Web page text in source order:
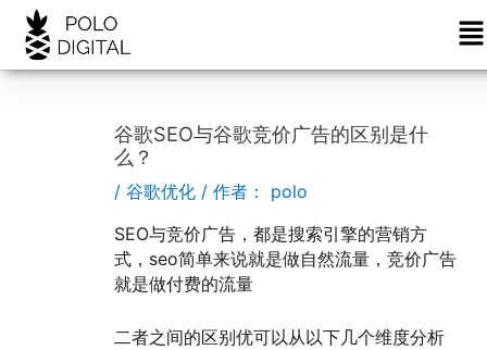
菜
单
谷歌SEO与谷歌竞价广告的区别是什
么？
/ 谷歌优化/ 作者：
polo
SEO与竞价广告，都是搜索引擎的营销方
式，seo简单来说就是做自然流量，竞价广告
就是做付费的流量
二者之间的区别优可以从以下几个维度分析